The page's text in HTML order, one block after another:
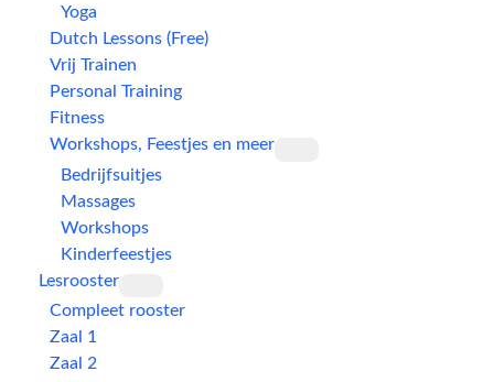
Yoga
Dutch Lessons (Free)
Vrij Trainen
Personal Training
Fitness
Workshops, Feestjes en meer
Bedrijfsuitjes
Massages
Workshops
Kinderfeestjes
Lesrooster
Compleet rooster
Zaal 1
Zaal 2